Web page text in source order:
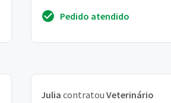
procedimen...
Pedido atendido
Julia contratou Veterinário